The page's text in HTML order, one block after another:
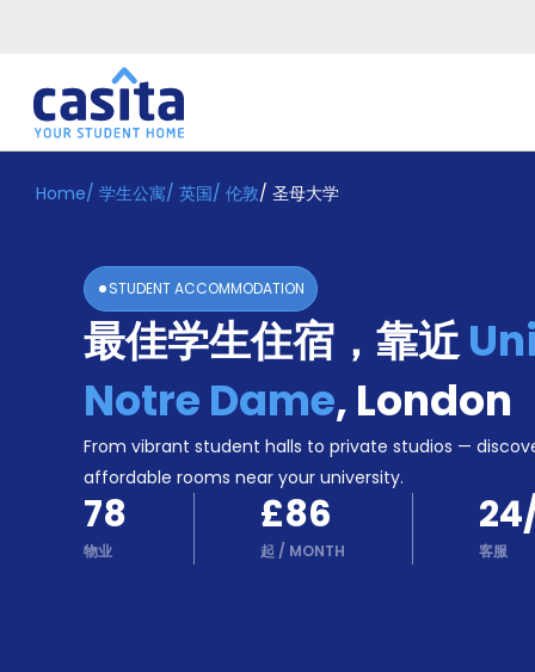
Home ZH GBP
入
Booking
Accommodation
Become
Home/ 学生公寓/ 英国/ 伦敦/ 圣母大学
STUDENT ACCOMMODATION
最佳学生住宿，靠近
Notre Dame, London
From vibrant student halls to private studios —
affordable rooms near your university.
78
物业
£86
起 / MONTH 客服